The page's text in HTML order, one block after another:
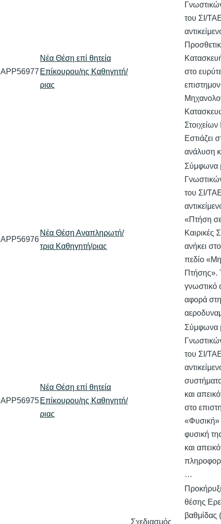
APP56977
Νέα Θέση επί θητεία
Επίκουρου/ης Καθηγητή/
ριας
του ΣΙ/
στο
Εστιάζει
ανάλυση
APP56976
Νέα Θέση Αναπληρωτή/
τρια Καθηγητή/ριας
Σύμφωνα
του ΣΙ/
«Πτήση σε
Καιρικές
ανήκει
πεδίο
Πτήσης».
γνωστικό
αφορά
APP56975
Νέα Θέση επί θητεία
Επίκουρου/ης Καθηγητή/
ριας
Σύμφωνα
του ΣΙ/
και
στο
«Φυσική»
φυσική
και
…
Σχεδιασμός
θέσης
βαθμίδας